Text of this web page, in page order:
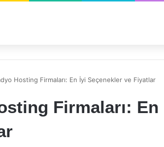
Hosting Firmaları: En İyi Seçenekler ve Fiyatlar
Firmaları: